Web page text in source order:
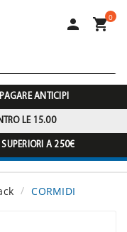
 0
ANTICIPI
LE 15.00
SUPERIORI A 250€
CORMIDI